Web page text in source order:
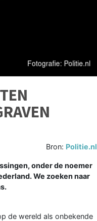
Bron: Politie.nl
onder de noemer
We zoeken naar
de wereld als onbekende